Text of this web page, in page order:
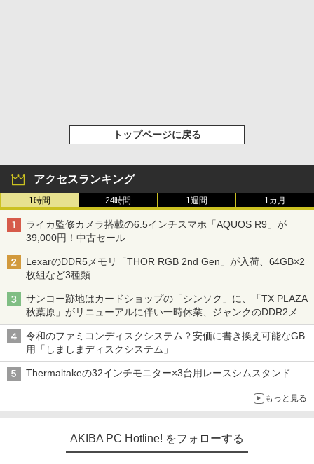
トップページに戻る
アクセスランキング
1時間 24時間 1週間 1カ月
ライカ監修カメラ搭載の6.5インチスマホ「AQUOS R9」が
39,000円！中古セール
LexarのDDR5メモリ「THOR RGB 2nd Gen」が入荷、64GB×2
枚組など3種類
サンコー跡地はカードショップの「シンソク」に、「TX PLAZA
秋葉原」がリニューアルに伴い一時休業、ジャンクのDDR2メモ
リが100円で販売など～ 最近の秋葉原 ～
令和のファミコンディスクシステム？安価に書き換え可能なGB
用「しましまディスクシステム」
Thermaltakeの32インチモニター×3台用レースシムスタンド
もっと見る
AKIBA PC Hotline! をフォローする